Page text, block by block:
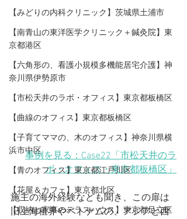
【みどりの内科クリニック】茨城県土浦市
【​南青山の東洋医学クリニック＋鍼灸院】東
京都港区
【六角形の、看護小規模多機能居宅介護】神
奈川県伊勢原市
【市松天井のラボ・オフィス】東京都板橋区
【曲線のオフィス】東京都板橋区
【子育てママの、木のオフィス】神奈川県横
浜市中区
【青のオフィス】東京都江戸川区
【花屋＆カフェ】東京都北区
【収納と家事のテラスハウス】東京都足立区
事例を見る：Case22「市松天井のラ
ボ・オフィス・東京都板橋区」
施主の海外経験なども聞き、この扉は
旧上海租界やベトナムの、アジアと西